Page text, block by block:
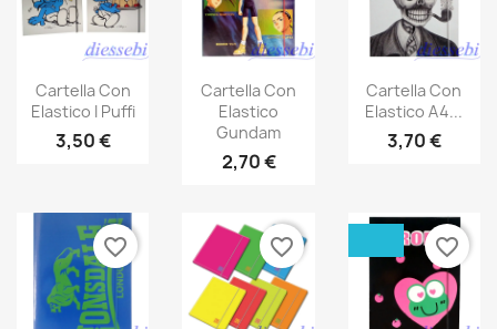
Cartella Con
Elastico I Puffi
3,50 €
Cartella Con
Elastico
Gundam
2,70 €
Cartella Con
Elastico A4...
3,70 €
favorite_border favorite_border favorite_border